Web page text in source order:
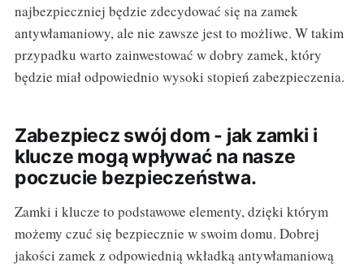
najbezpieczniej będzie zdecydować się na zamek
antywłamaniowy, ale nie zawsze jest to możliwe. W takim
przypadku warto zainwestować w dobry zamek, który
będzie miał odpowiednio wysoki stopień zabezpieczenia.
Zabezpiecz swój dom - jak zamki i
klucze mogą wpływać na nasze
poczucie bezpieczeństwa.
Zamki i klucze to podstawowe elementy, dzięki którym
możemy czuć się bezpiecznie w swoim domu. Dobrej
jakości zamek z odpowiednią wkładką antywłamaniową